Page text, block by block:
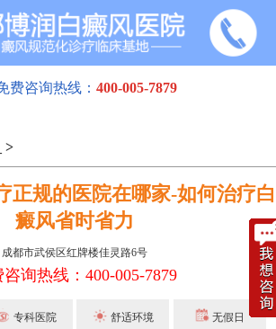
费咨询热线： 400-005-7879
>
正规的医院在哪家-如何治疗白
癜风省时省力
成都市武侯区红牌楼佳灵路6号
咨询热线：400-005-7879
专科医院 舒适环境 无假日